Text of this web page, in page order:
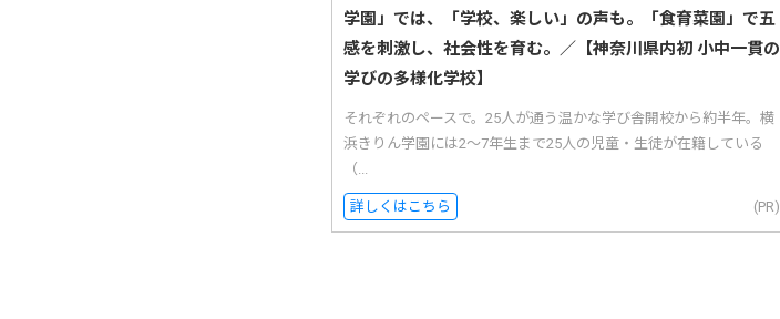
学園」では、「学校、楽しい」の声も。「食育菜園」で五
感を刺激し、社会性を育む。／【神奈川県内初 小中一貫の
学びの多様化学校】
それぞれのペースで。25人が通う温かな学び舎開校から約半年。横
浜きりん学園には2〜7年生まで25人の児童・生徒が在籍している
（...
詳しくはこちら (PR)